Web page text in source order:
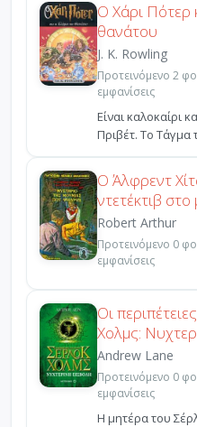
Ο Χάρι Πότερ
θανάτου
J. K. Rowling
Προτεινόμενο 2
εμφανίσεις
Είναι καλοκαίρι
Πριβέτ. Το Τάγμα
φυγαδεύσει...
Ο Άλφρεντ
ντετέκτιβ
που ψιθύριζε
Robert Arthur
Προτεινόμενο 0
εμφανίσεις
Οι
Χολμς:
Andrew Lane
Προτεινόμενο 0
εμφανίσεις
Η μητέρα του